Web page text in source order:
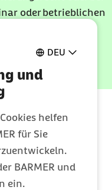
DEU
und
Cookies helfen
für Sie
BARMER und
ein.
übers
auf dem neuesten
von
wie
verstärken die
attraktiv zu
oder betrieblichen
und